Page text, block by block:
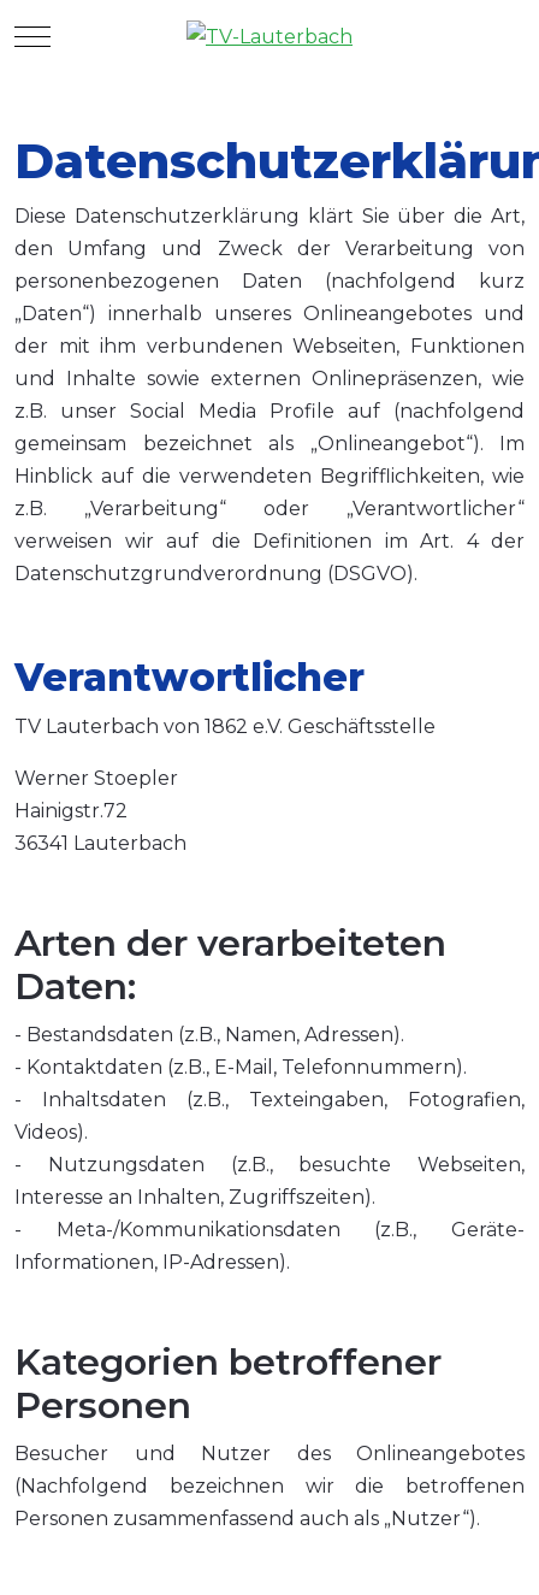
Mobile Menu Toggle
Diese Datenschutzerklärung klärt Sie über die Art,
den Umfang und Zweck der Verarbeitung von
personenbezogenen Daten (nachfolgend kurz
„Daten“) innerhalb unseres Onlineangebotes und
der mit ihm verbundenen Webseiten, Funktionen
und Inhalte sowie externen Onlinepräsenzen, wie
z.B. unser Social Media Profile auf (nachfolgend
gemeinsam bezeichnet als „Onlineangebot“). Im
Hinblick auf die verwendeten Begrifflichkeiten, wie
z.B. „Verarbeitung“ oder „Verantwortlicher“
verweisen wir auf die Definitionen im Art. 4 der
Datenschutzgrundverordnung (DSGVO).
Verantwortlicher
TV Lauterbach von 1862 e.V. Geschäftsstelle
Werner Stoepler
Hainigstr.72
36341 Lauterbach
Arten der verarbeiteten
Daten:
- Bestandsdaten (z.B., Namen, Adressen).
- Kontaktdaten (z.B., E-Mail, Telefonnummern).
- Inhaltsdaten (z.B., Texteingaben, Fotografien,
Videos).
- Nutzungsdaten (z.B., besuchte Webseiten,
Interesse an Inhalten, Zugriffszeiten).
- Meta-/Kommunikationsdaten (z.B., Geräte-
Informationen, IP-Adressen).
Kategorien betroffener
Personen
Besucher und Nutzer des Onlineangebotes
(Nachfolgend bezeichnen wir die betroffenen
Personen zusammenfassend auch als „Nutzer“).